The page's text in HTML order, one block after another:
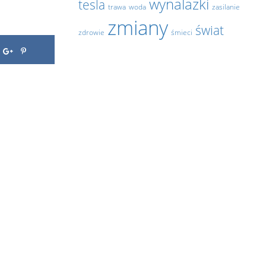
tesla trawa woda zasilanie
zdrowie zmiany śmieci świat